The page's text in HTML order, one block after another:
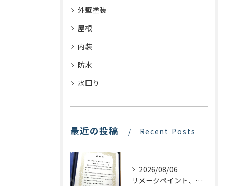
外壁塗装
屋根
内装
防水
水回り
最近の投稿 Recent Posts
2026/08/06
リメークペイント、感謝状を頂く！